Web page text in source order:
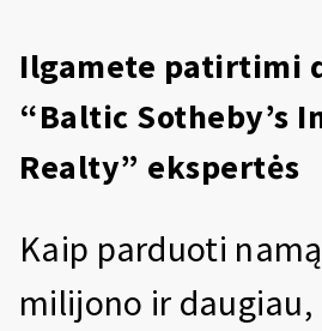
Ilgamete patirtimi
“Baltic Sotheby’s
Realty” ekspertės
Kaip parduoti
milijono ir daugiau,